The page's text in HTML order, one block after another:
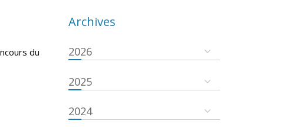
du
Archives
2026
2025
2024